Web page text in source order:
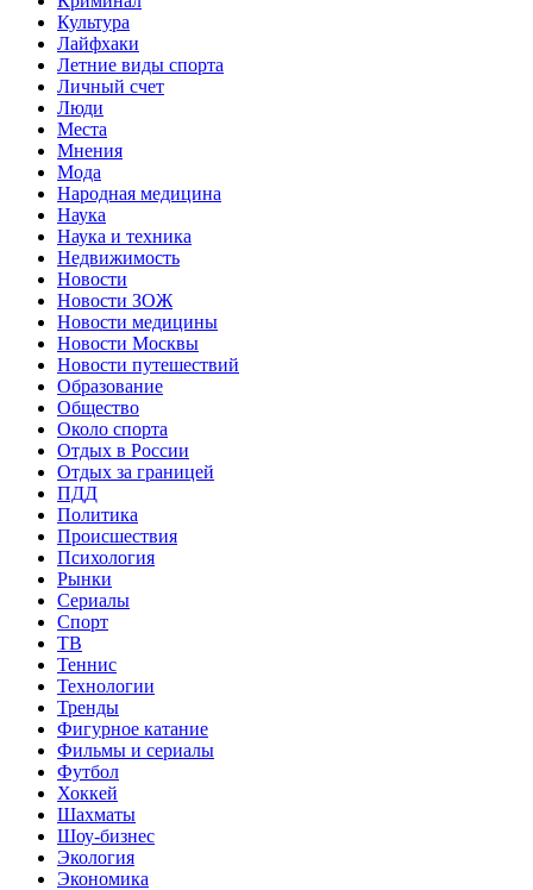
Культура
Лайфхаки
Летние виды спорта
Личный счет
Люди
Места
Мнения
Мода
Народная медицина
Наука
Наука и техника
Недвижимость
Новости
Новости ЗОЖ
Новости медицины
Новости Москвы
Новости путешествий
Образование
Общество
Около спорта
Отдых в России
Отдых за границей
ПДД
Политика
Происшествия
Психология
Рынки
Сериалы
Спорт
ТВ
Теннис
Технологии
Тренды
Фигурное катание
Фильмы и сериалы
Футбол
Хоккей
Шахматы
Шоу-бизнес
Экология
Экономика